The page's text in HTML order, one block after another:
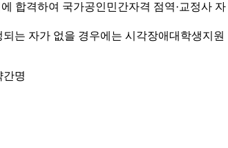
합격하여 국가공인민간자격 점역·교정사 자
는 자가 없을 경우에는 시각장애대학생지원
간명